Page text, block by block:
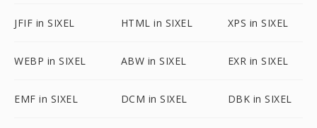
JFIF in SIXEL HTML in SIXEL XPS in SIXEL
WEBP in SIXEL ABW in SIXEL EXR in SIXEL
EMF in SIXEL DCM in SIXEL DBK in SIXEL